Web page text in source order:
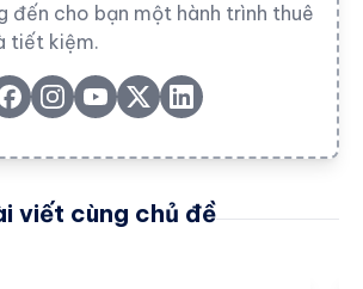
đến cho bạn một hành trình thuê
tiết kiệm.
viết cùng chủ đề